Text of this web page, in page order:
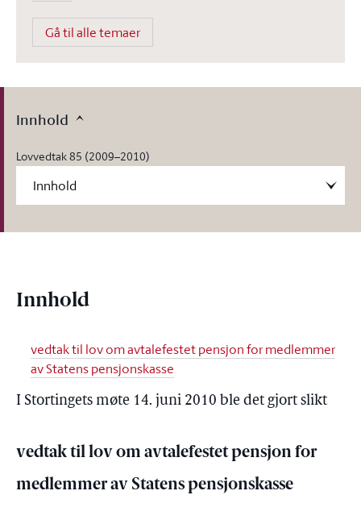
Gå til alle temaer
Innhold
Lovvedtak 85 (2009–2010)
Innhold
vedtak til lov om avtalefestet pensjon for medlemmer
av Statens pensjonskasse
I Stortingets møte 14. juni 2010 ble det gjort slikt
vedtak til lov om avtalefestet pensjon for
medlemmer av Statens pensjonskasse